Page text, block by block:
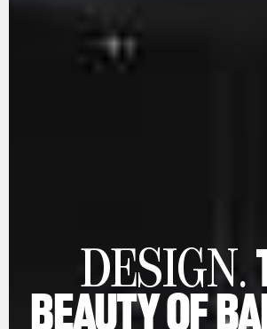
DESIGN.
BEAUTY OF